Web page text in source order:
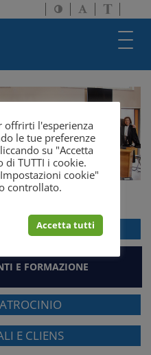
Attiva/disattiva
alto
Attiva/
dimensione
a
solo
WEBMAIL
E FORMAZIONE
E CLIENS
offrirti l'esperienza
le tue preferenze
su "Accetta
TUTTI i cookie.
cookie"
controllato.
Accetta tutti